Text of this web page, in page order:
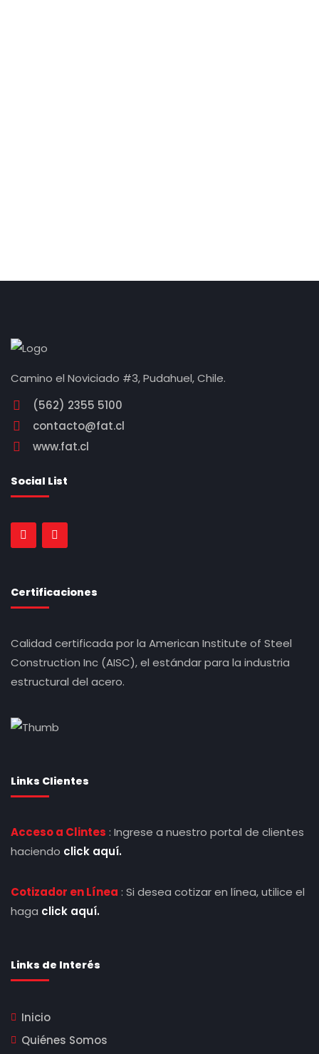
Camino el Noviciado #3, Pudahuel, Chile.
(562) 2355 5100
contacto@fat.cl
www.fat.cl
Social List
Certificaciones
Calidad certificada por la American Institute of Steel
Construction Inc (AISC), el estándar para la industria
estructural del acero.
Links Clientes
Acceso a Clintes : Ingrese a nuestro portal de clientes
haciendo click aquí.
Cotizador en Línea : Si desea cotizar en línea, utilice el
haga click aquí.
Links de Interés
Inicio
Quiénes Somos